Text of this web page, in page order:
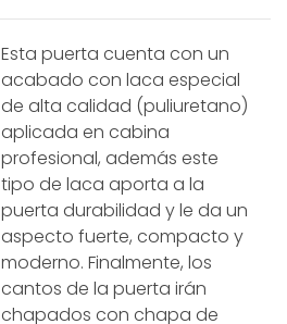
Esta puerta cuenta con un
acabado con laca especial
de alta calidad (puliuretano)
aplicada en cabina
profesional, además este
tipo de laca aporta a la
puerta durabilidad y le da un
aspecto fuerte, compacto y
moderno. Finalmente, los
cantos de la puerta irán
chapados con chapa de